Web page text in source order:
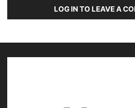
LOG IN TO LEAVE A